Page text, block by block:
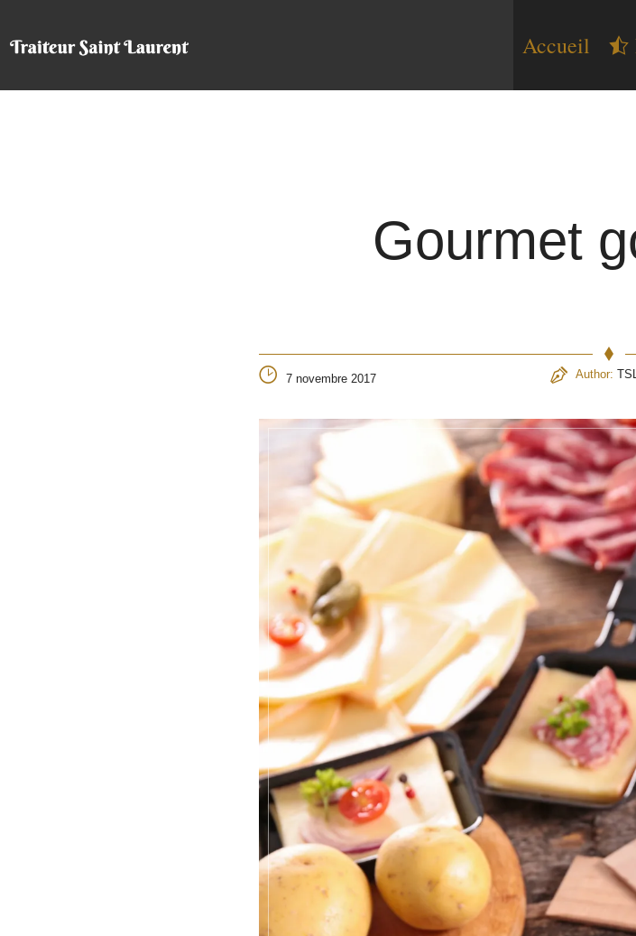
Accueil
Gourmet
7 novembre 2017 Author: